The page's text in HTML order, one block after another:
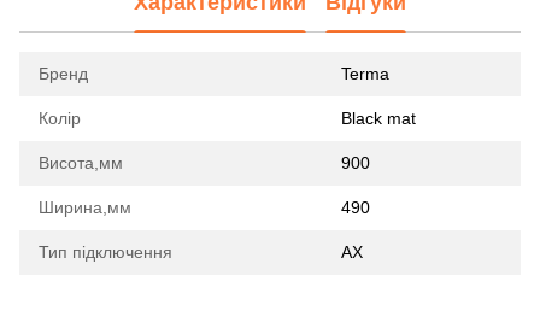
Бренд Terma
Колір Black mat
Висота,мм 900
Ширина,мм 490
Тип підключення AX